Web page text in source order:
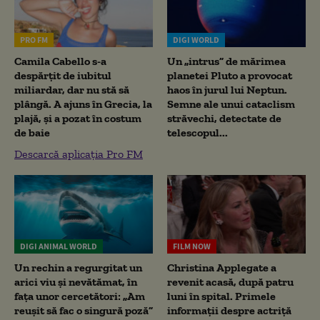
PRO FM
Camila Cabello s-a
despărțit de iubitul
miliardar, dar nu stă să
plângă. A ajuns în Grecia, la
plajă, și a pozat în costum
de baie
Descarcă aplicația Pro FM
DIGI WORLD
Un „intrus” de mărimea
planetei Pluto a provocat
haos în jurul lui Neptun.
Semne ale unui cataclism
străvechi, detectate de
telescopul...
DIGI ANIMAL WORLD
Un rechin a regurgitat un
arici viu și nevătămat, în
fața unor cercetători: „Am
reușit să fac o singură poză”
FILM NOW
Christina Applegate a
revenit acasă, după patru
luni în spital. Primele
informații despre actriță